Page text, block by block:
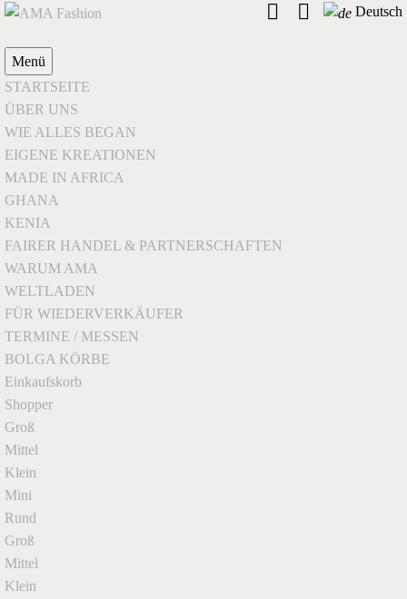
Deutsch
Menü
STARTSEITE
ÜBER UNS
WIE ALLES BEGAN
EIGENE KREATIONEN
MADE IN AFRICA
GHANA
KENIA
FAIRER HANDEL & PARTNERSCHAFTEN
WARUM AMA
WELTLADEN
FÜR WIEDERVERKÄUFER
TERMINE / MESSEN
BOLGA KÖRBE
Einkaufskorb
Shopper
Groß
Mittel
Klein
Mini
Rund
Groß
Mittel
Klein